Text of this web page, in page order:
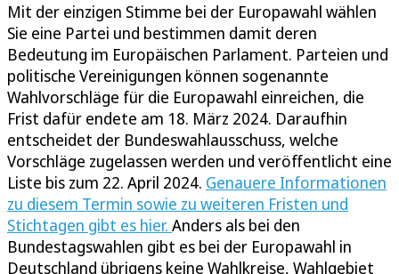
Mit der einzigen Stimme bei der Europawahl wählen
Sie eine Partei und bestimmen damit deren
Bedeutung im Europäischen Parlament. Parteien und
politische Vereinigungen können sogenannte
Wahlvorschläge für die Europawahl einreichen, die
Frist dafür endete am 18. März 2024. Daraufhin
entscheidet der Bundeswahlausschuss, welche
Vorschläge zugelassen werden und veröffentlicht eine
Liste bis zum 22. April 2024. Genauere Informationen
zu diesem Termin sowie zu weiteren Fristen und
Stichtagen gibt es hier. Anders als bei den
Bundestagswahlen gibt es bei der Europawahl in
Deutschland übrigens keine Wahlkreise, Wahlgebiet